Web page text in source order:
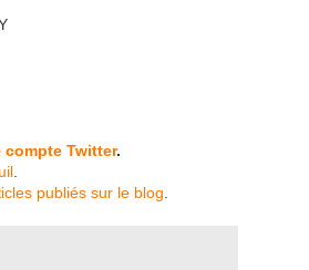
Twitter.
publiés sur le blog